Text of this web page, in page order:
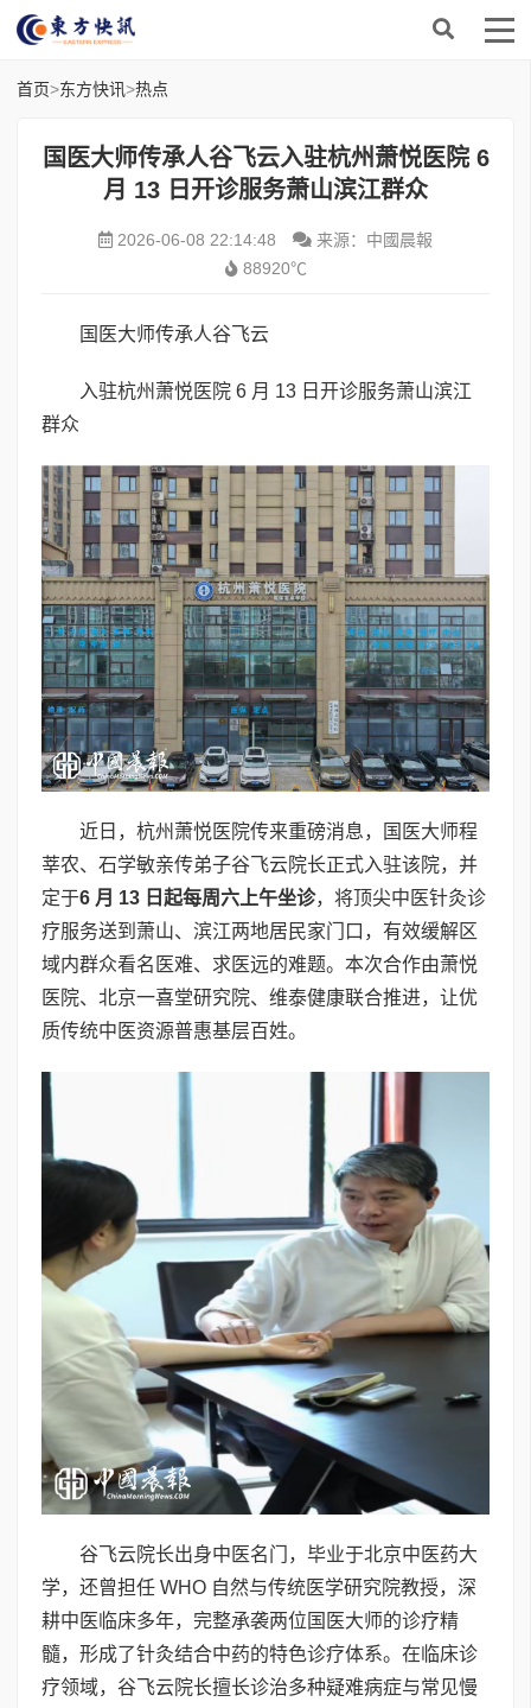
首页>东方快讯>热点
国医大师传承人谷飞云入驻杭州萧悦医院 6
月 13 日开诊服务萧山滨江群众
2026-06-08 22:14:48
来源：中國晨報
88920℃
国医大师传承人谷飞云
入驻杭州萧悦医院 6 月 13 日开诊服务萧山滨江
群众
近日，杭州萧悦医院传来重磅消息，国医大师程
莘农、石学敏亲传弟子谷飞云院长正式入驻该院，并
定于6 月 13 日起每周六上午坐诊，将顶尖中医针灸诊
疗服务送到萧山、滨江两地居民家门口，有效缓解区
域内群众看名医难、求医远的难题。本次合作由萧悦
医院、北京一喜堂研究院、维泰健康联合推进，让优
质传统中医资源普惠基层百姓。
谷飞云院长出身中医名门，毕业于北京中医药大
学，还曾担任 WHO 自然与传统医学研究院教授，深
耕中医临床多年，完整承袭两位国医大师的诊疗精
髓，形成了针灸结合中药的特色诊疗体系。在临床诊
疗领域，谷飞云院长擅长诊治多种疑难病症与常见慢